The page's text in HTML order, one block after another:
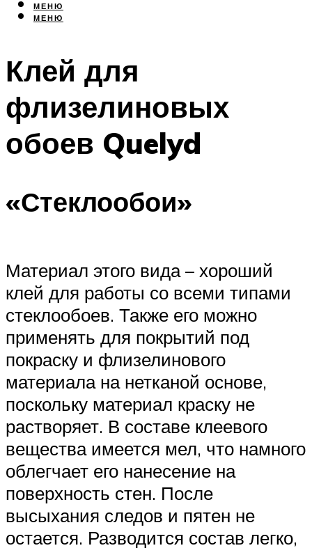
МЕНЮ
МЕНЮ
Клей для
флизелиновых
обоев Quelyd
«Стеклообои»
Материал этого вида – хороший
клей для работы со всеми типами
стеклообоев. Также его можно
применять для покрытий под
покраску и флизелинового
материала на нетканой основе,
поскольку материал краску не
растворяет. В составе клеевого
вещества имеется мел, что намного
облегчает его нанесение на
поверхность стен. После
высыхания следов и пятен не
остается. Разводится состав легко,